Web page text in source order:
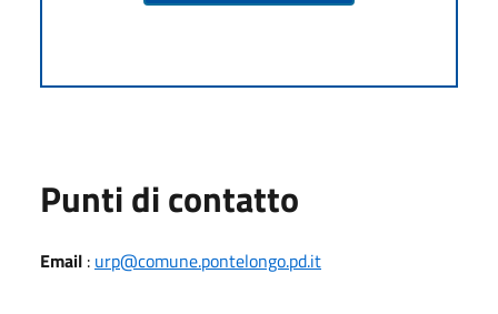
Punti di contatto
Email : urp@comune.pontelongo.pd.it